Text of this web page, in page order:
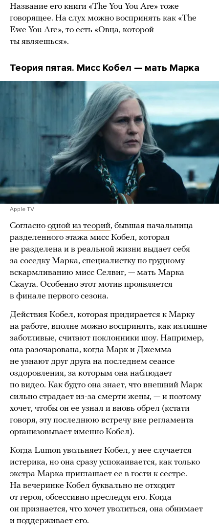
Название его книги «The You You Are» тоже
говорящее. На слух можно воспринять как «The
Ewe You Are», то есть «Овца, которой
ты являешься».
Теория пятая. Мисс Кобел — мать Марка
Apple TV
Согласно одной из теорий, бывшая начальница
разделенного этажа мисс Кобел, которая
не разделена и в реальной жизни выдает себя
за соседку Марка, специалистку по грудному
вскармливанию мисс Селвиг, — мать Марка
Скаута. Особенно этот мотив проявляется
в финале первого сезона.
Действия Кобел, которая придирается к Марку
на работе, вполне можно воспринять, как излишне
заботливые, считают поклонники шоу. Например,
она разочарована, когда Марк и Джемма
не узнают друг друга на последнем сеансе
оздоровления, за которым она наблюдает
по видео. Как будто она знает, что внешний Марк
сильно страдает из-за смерти жены, — и поэтому
хочет, чтобы он ее узнал и вновь обрел (кстати
говоря, эту последнюю встречу вне регламента
организовывает именно Кобел).
Когда Lumon увольняет Кобел, у нее случается
истерика, но она сразу успокаивается, как только
экстра Марка приглашает ее в гости к сестре.
На вечеринке Кобел буквально не отходит
от героя, обсессивно преследуя его. Когда
он признается, что хочет уволиться, она обнимает
и поддерживает его.